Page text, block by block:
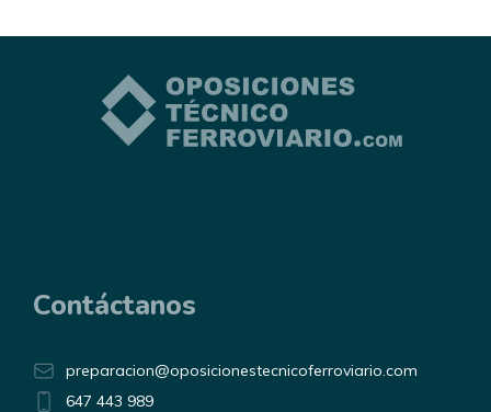
Contáctanos
preparacion@oposicionestecnicoferroviario.com
647 443 989